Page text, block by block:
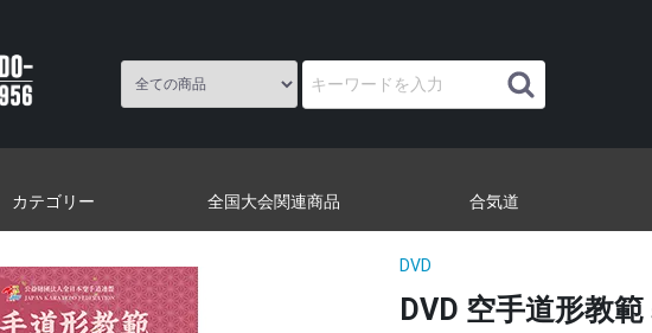
カテゴリー 全国大会関連商品 合気道
DVD
DVD 空手道形教